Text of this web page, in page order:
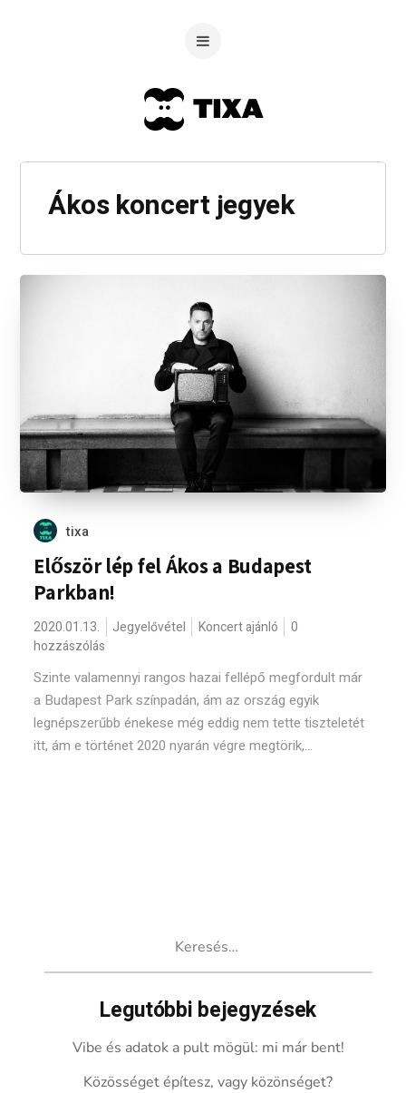
Ákos koncert jegyek
tixa
Először lép fel Ákos a Budapest
Parkban!
2020.01.13. Jegyelővétel Koncert ajánló
0
hozzászólás
Szinte valamennyi rangos hazai fellépő megfordult már
a Budapest Park színpadán, ám az ország egyik
legnépszerűbb énekese még eddig nem tette tiszteletét
itt, ám e történet 2020 nyarán végre megtörik,...
Legutóbbi bejegyzések
Vibe és adatok a pult mögül: mi már bent!
Közösséget építesz, vagy közönséget?